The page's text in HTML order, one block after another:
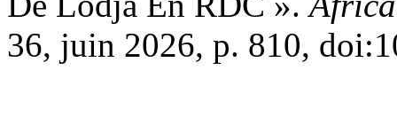
36, juin 2026, p. 810,